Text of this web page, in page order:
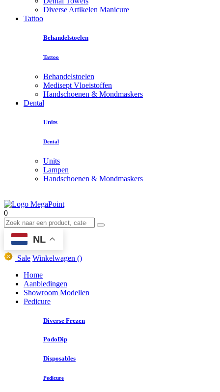
Diverse Artikelen Manicure
Tattoo
Behandelstoelen
Tattoo
Behandelstoelen
Medisept Vloeistoffen
Handschoenen & Mondmaskers
Dental
Units
Dental
Units
Lampen
Handschoenen & Mondmaskers
0
NL
Sale Winkelwagen ()
Home
Aanbiedingen
Showroom Modellen
Pedicure
Diverse Frezen
PodoDip
Disposables
Pedicure